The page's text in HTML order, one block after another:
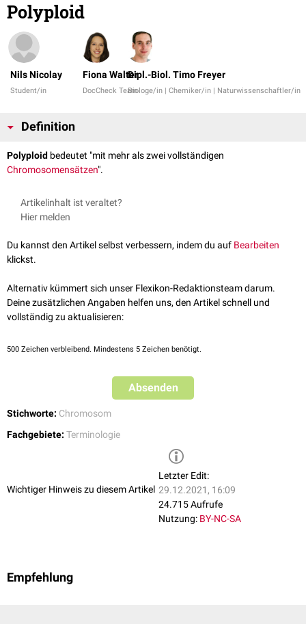
Polyploid
Nils Nicolay
Student/in
Fiona Walter
DocCheck Team
Dipl.-Biol. Timo Freyer
Biologe/in | Chemiker/in | Naturwissenschaftler/in
Definition
Polyploid bedeutet "mit mehr als zwei vollständigen
Chromosomensätzen".
Artikelinhalt ist veraltet?
Hier melden
Du kannst den Artikel selbst verbessern, indem du auf Bearbeiten
klickst.
Alternativ kümmert sich unser Flexikon-Redaktionsteam darum.
Deine zusätzlichen Angaben helfen uns, den Artikel schnell und
vollständig zu aktualisieren:
500 Zeichen verbleibend. Mindestens 5 Zeichen benötigt.
Absenden
Stichworte: Chromosom
Fachgebiete: Terminologie
Wichtiger Hinweis zu diesem Artikel
Letzter Edit:
29.12.2021, 16:09
24.715 Aufrufe
Nutzung: BY-NC-SA
Empfehlung